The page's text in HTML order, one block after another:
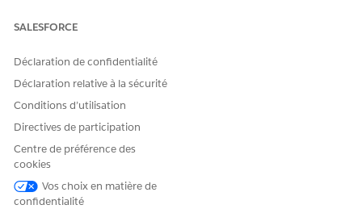
Dans Configuration, saisissez
rapide, puis sélectionnez
Cliquez sur
paiement.
Cliquez sur
SALESFORCE
Déclaration de confidentialité
Déclaration relative à la sécurité
Conditions d’utilisation
Directives de participation
Centre de préférence des
cookies
Vos choix en matière de
confidentialité